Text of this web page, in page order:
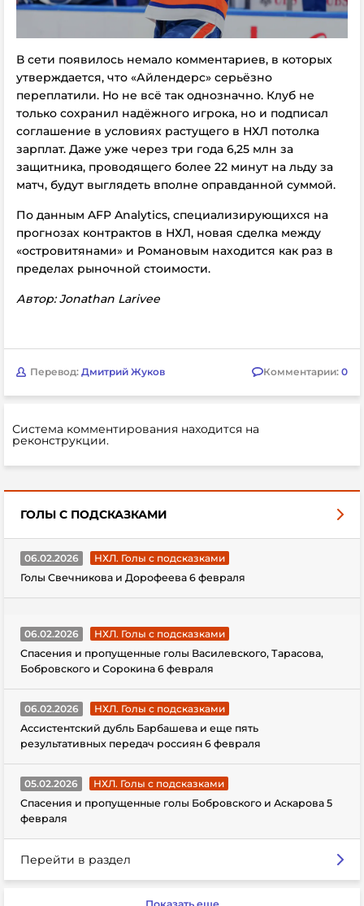
В сети появилось немало комментариев, в которых
утверждается, что «Айлендерс» серьёзно
переплатили. Но не всё так однозначно. Клуб не
только сохранил надёжного игрока, но и подписал
соглашение в условиях растущего в НХЛ потолка
зарплат. Даже уже через три года 6,25 млн за
защитника, проводящего более 22 минут на льду за
матч, будут выглядеть вполне оправданной суммой.
По данным AFP Analytics, специализирующихся на
прогнозах контрактов в НХЛ, новая сделка между
«островитянами» и Романовым находится как раз в
пределах рыночной стоимости.
Автор: Jonathan Larivee
Перевод: Дмитрий Жуков Комментарии: 0
Система комментирования находится на
реконструкции.
ГОЛЫ С ПОДСКАЗКАМИ
06.02.2026
НХЛ. Голы с подсказками
Голы Свечникова и Дорофеева 6 февраля
06.02.2026
НХЛ. Голы с подсказками
Спасения и пропущенные голы Василевского, Тарасова,
Бобровского и Сорокина 6 февраля
06.02.2026
НХЛ. Голы с подсказками
Ассистентский дубль Барбашева и еще пять
результативных передач россиян 6 февраля
05.02.2026
НХЛ. Голы с подсказками
Спасения и пропущенные голы Бобровского и Аскарова 5
февраля
Перейти в раздел